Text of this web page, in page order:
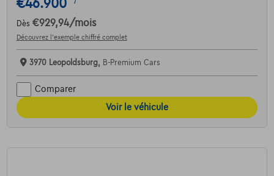
€46.900
Dès €929,94/mois
Découvrez l’exemple chiffré complet
3970 Leopoldsburg, B-Premium Cars
Comparer
Voir le véhicule